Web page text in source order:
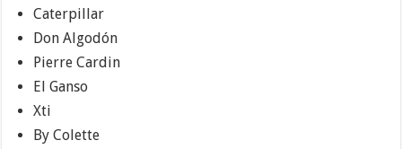
Caterpillar
Don Algodón
Pierre Cardin
El Ganso
Xti
By Colette